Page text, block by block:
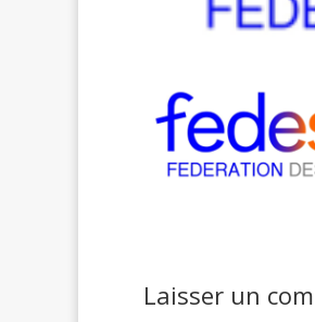
Laisser un